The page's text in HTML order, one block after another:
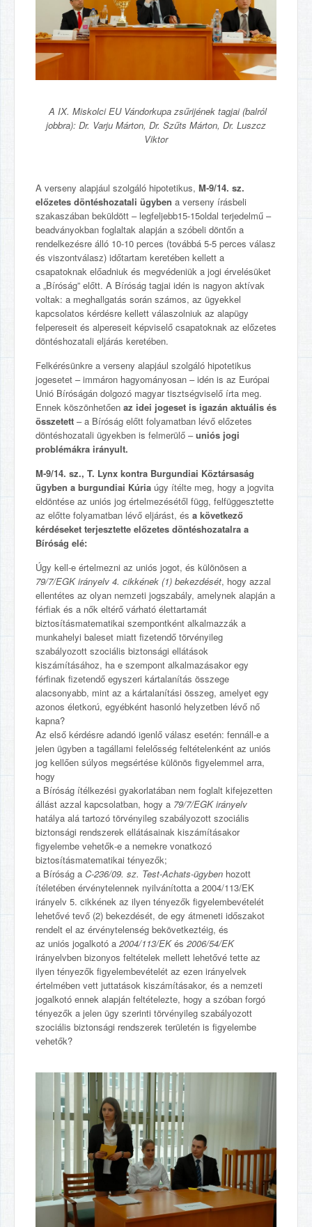
A IX. Miskolci EU Vándorkupa zsűrijének tagjai (balról
jobbra): Dr. Varju Márton, Dr. Szűts Márton, Dr. Luszcz
Viktor
A verseny alapjául szolgáló hipotetikus, M‑9/14. sz.
előzetes döntéshozatali ügyben a verseny írásbeli
szakaszában beküldött – legfeljebb15-15oldal terjedelmű –
beadványokban foglaltak alapján a szóbeli döntőn a
rendelkezésre álló 10-10 perces (továbbá 5-5 perces válasz
és viszontválasz) időtartam keretében kellett a
csapatoknak előadniuk és megvédeniük a jogi érvelésüket
a „Bíróság” előtt. A Bíróság tagjai idén is nagyon aktívak
voltak: a meghallgatás során számos, az ügyekkel
kapcsolatos kérdésre kellett válaszolniuk az alapügy
felpereseit és alpereseit képviselő csapatoknak az előzetes
döntéshozatali eljárás keretében.
Felkérésünkre a verseny alapjául szolgáló hipotetikus
jogesetet – immáron hagyományosan – idén is az Európai
Unió Bíróságán dolgozó magyar tisztségviselő írta meg.
Ennek köszönhetően az idei jogeset is igazán aktuális és
összetett – a Bíróság előtt folyamatban lévő előzetes
döntéshozatali ügyekben is felmerülő –uniós jogi
problémákra irányult.
M‑9/14. sz., T. Lynx kontra Burgundiai Köztársaság
ügyben a burgundiai Kúria úgy ítélte meg, hogy a jogvita
eldöntése az uniós jog értelmezésétől függ, felfüggesztette
az előtte folyamatban lévő eljárást, és a következő
kérdéseket terjesztette előzetes döntéshozatalra a
Bíróság elé:
Úgy kell‑e értelmezni az uniós jogot, és különösen a
79/7/EGK irányelv 4. cikkének (1) bekezdését, hogy azzal
ellentétes az olyan nemzeti jogszabály, amelynek alapján a
férfiak és a nők eltérő várható élettartamát
biztosításmatematikai szempontként alkalmazzák a
munkahelyi baleset miatt fizetendő törvényileg
szabályozott szociális biztonsági ellátások
kiszámításához, ha e szempont alkalmazásakor egy
férfinak fizetendő egyszeri kártalanítás összege
alacsonyabb, mint az a kártalanítási összeg, amelyet egy
azonos életkorú, egyébként hasonló helyzetben lévő nő
kapna?
Az első kérdésre adandó igenlő válasz esetén: fennáll‑e a
jelen ügyben a tagállami felelősség feltételenként az uniós
jog kellően súlyos megsértése különös figyelemmel arra,
hogy
a Bíróság ítélkezési gyakorlatában nem foglalt kifejezetten
állást azzal kapcsolatban, hogy a 79/7/EGK irányelv
hatálya alá tartozó törvényileg szabályozott szociális
biztonsági rendszerek ellátásainak kiszámításakor
figyelembe vehetők‑e a nemekre vonatkozó
biztosításmatematikai tényezők;
a Bíróság a C‑236/09. sz. Test‑Achats‑ügyben hozott
ítéletében érvénytelennek nyilvánította a 2004/113/EK
irányelv 5. cikkének az ilyen tényezők figyelembevételét
lehetővé tevő (2) bekezdését, de egy átmeneti időszakot
rendelt el az érvénytelenség bekövetkeztéig, és
az uniós jogalkotó a 2004/113/EKés 2006/54/EK
irányelvben bizonyos feltételek mellett lehetővé tette az
ilyen tényezők figyelembevételét az ezen irányelvek
értelmében vett juttatások kiszámításakor, és a nemzeti
jogalkotó ennek alapján feltételezte, hogy a szóban forgó
tényezők a jelen ügy szerinti törvényileg szabályozott
szociális biztonsági rendszerek területén is figyelembe
vehetők?